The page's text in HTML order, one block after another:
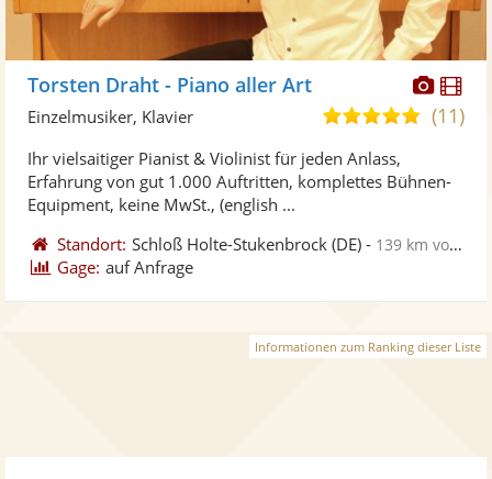
Torsten Draht - Piano aller Art
5,0(11)
Einzelmusiker, Klavier
Ihr vielsaitiger Pianist & Violinist für jeden Anlass,
Erfahrung von gut 1.000 Auftritten, komplettes Bühnen-
Equipment, keine MwSt., (english ...
Standort: Schloß Holte-Stukenbrock (DE) - 139 km von Duisburg
Gage: auf Anfrage
Informationen zum Ranking dieser Liste